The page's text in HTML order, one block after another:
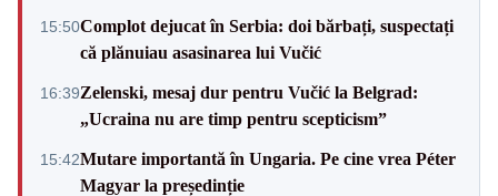
15:50Complot dejucat în Serbia: doi bărbați, suspectați
că plănuiau asasinarea lui Vučić
16:39Zelenski, mesaj dur pentru Vučić la Belgrad:
„Ucraina nu are timp pentru scepticism”
15:42Mutare importantă în Ungaria. Pe cine vrea Péter
Magyar la președinție